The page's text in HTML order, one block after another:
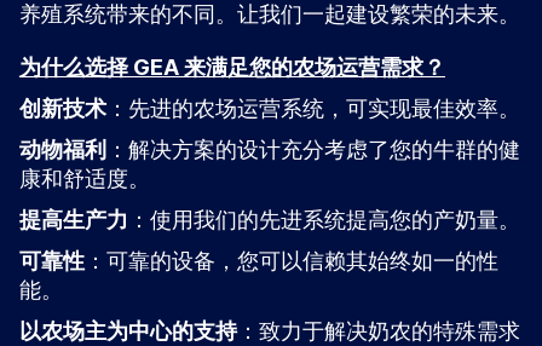
养殖系统带来的不同。让我们一起建设繁荣的未来。
为什么选择 GEA 来满足您的农场运营需求？
创新技术 ：先进的农场运营系统，可实现最佳效率。
动物福利 ：解决方案的设计充分考虑了您的牛群的健
康和舒适度。
提高生产力 ：使用我们的先进系统提高您的产奶量。
可靠性 ：可靠的设备，您可以信赖其始终如一的性
能。
以农场主为中心的支持：致力于解决奶农的特殊需求